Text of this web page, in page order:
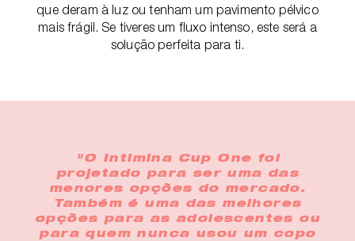
que deram à luz ou tenham um pavimento pélvico
mais frágil. Se tiveres um fluxo intenso, este será a
solução perfeita para ti.
"O Intimina Cup One foi
projetado para ser uma das
menores opções do mercado.
Também é uma das melhores
opções para as adolescentes ou
para quem nunca usou um copo